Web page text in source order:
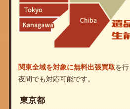
関東全域を対象に無料出張買取を
夜間でも対応可能です。
東京都